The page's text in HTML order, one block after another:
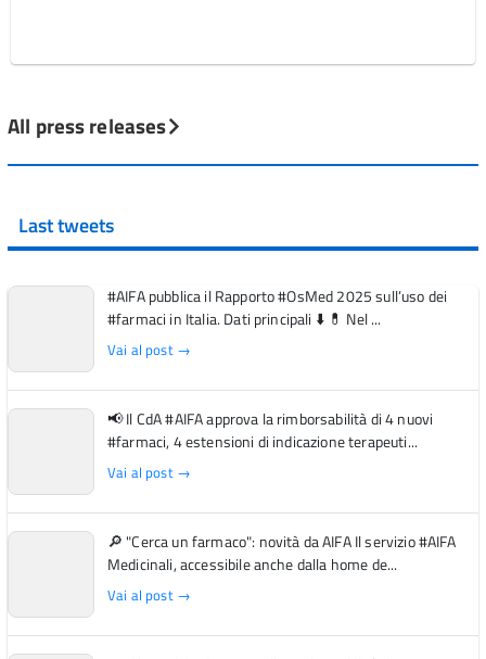
All press releases
Last tweets
#AIFA pubblica il Rapporto #OsMed 2025 sull’uso dei
#farmaci in Italia. Dati principali ⬇️ 💊 Nel ...
Vai al post →
📢 Il CdA #AIFA approva la rimborsabilità di 4 nuovi
#farmaci, 4 estensioni di indicazione terapeuti...
Vai al post →
🔎 "Cerca un farmaco": novità da AIFA Il servizio #AIFA
Medicinali, accessibile anche dalla home de...
Vai al post →